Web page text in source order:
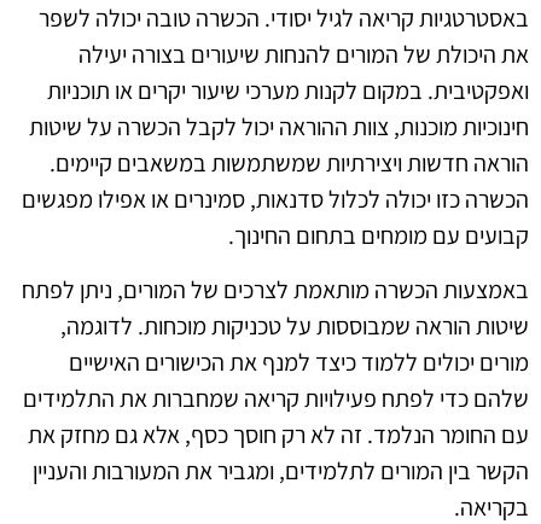
באסטרטגיות קריאה לגיל יסודי. הכשרה טובה יכולה לשפר
את היכולת של המורים להנחות שיעורים בצורה יעילה
ואפקטיבית. במקום לקנות מערכי שיעור יקרים או תוכניות
חינוכיות מוכנות, צוות ההוראה יכול לקבל הכשרה על שיטות
הוראה חדשות ויצירתיות שמשתמשות במשאבים קיימים.
הכשרה כזו יכולה לכלול סדנאות, סמינרים או אפילו מפגשים
קבועים עם מומחים בתחום החינוך.
באמצעות הכשרה מותאמת לצרכים של המורים, ניתן לפתח
שיטות הוראה שמבוססות על טכניקות מוכחות. לדוגמה,
מורים יכולים ללמוד כיצד למנף את הכישורים האישיים
שלהם כדי לפתח פעילויות קריאה שמחברות את התלמידים
עם החומר הנלמד. זה לא רק חוסך כסף, אלא גם מחזק את
הקשר בין המורים לתלמידים, ומגביר את המעורבות והעניין
בקריאה.